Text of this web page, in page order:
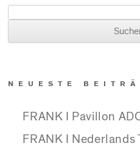
NEUESTE
FRANK I Pavillon
FRANK I Nederlands